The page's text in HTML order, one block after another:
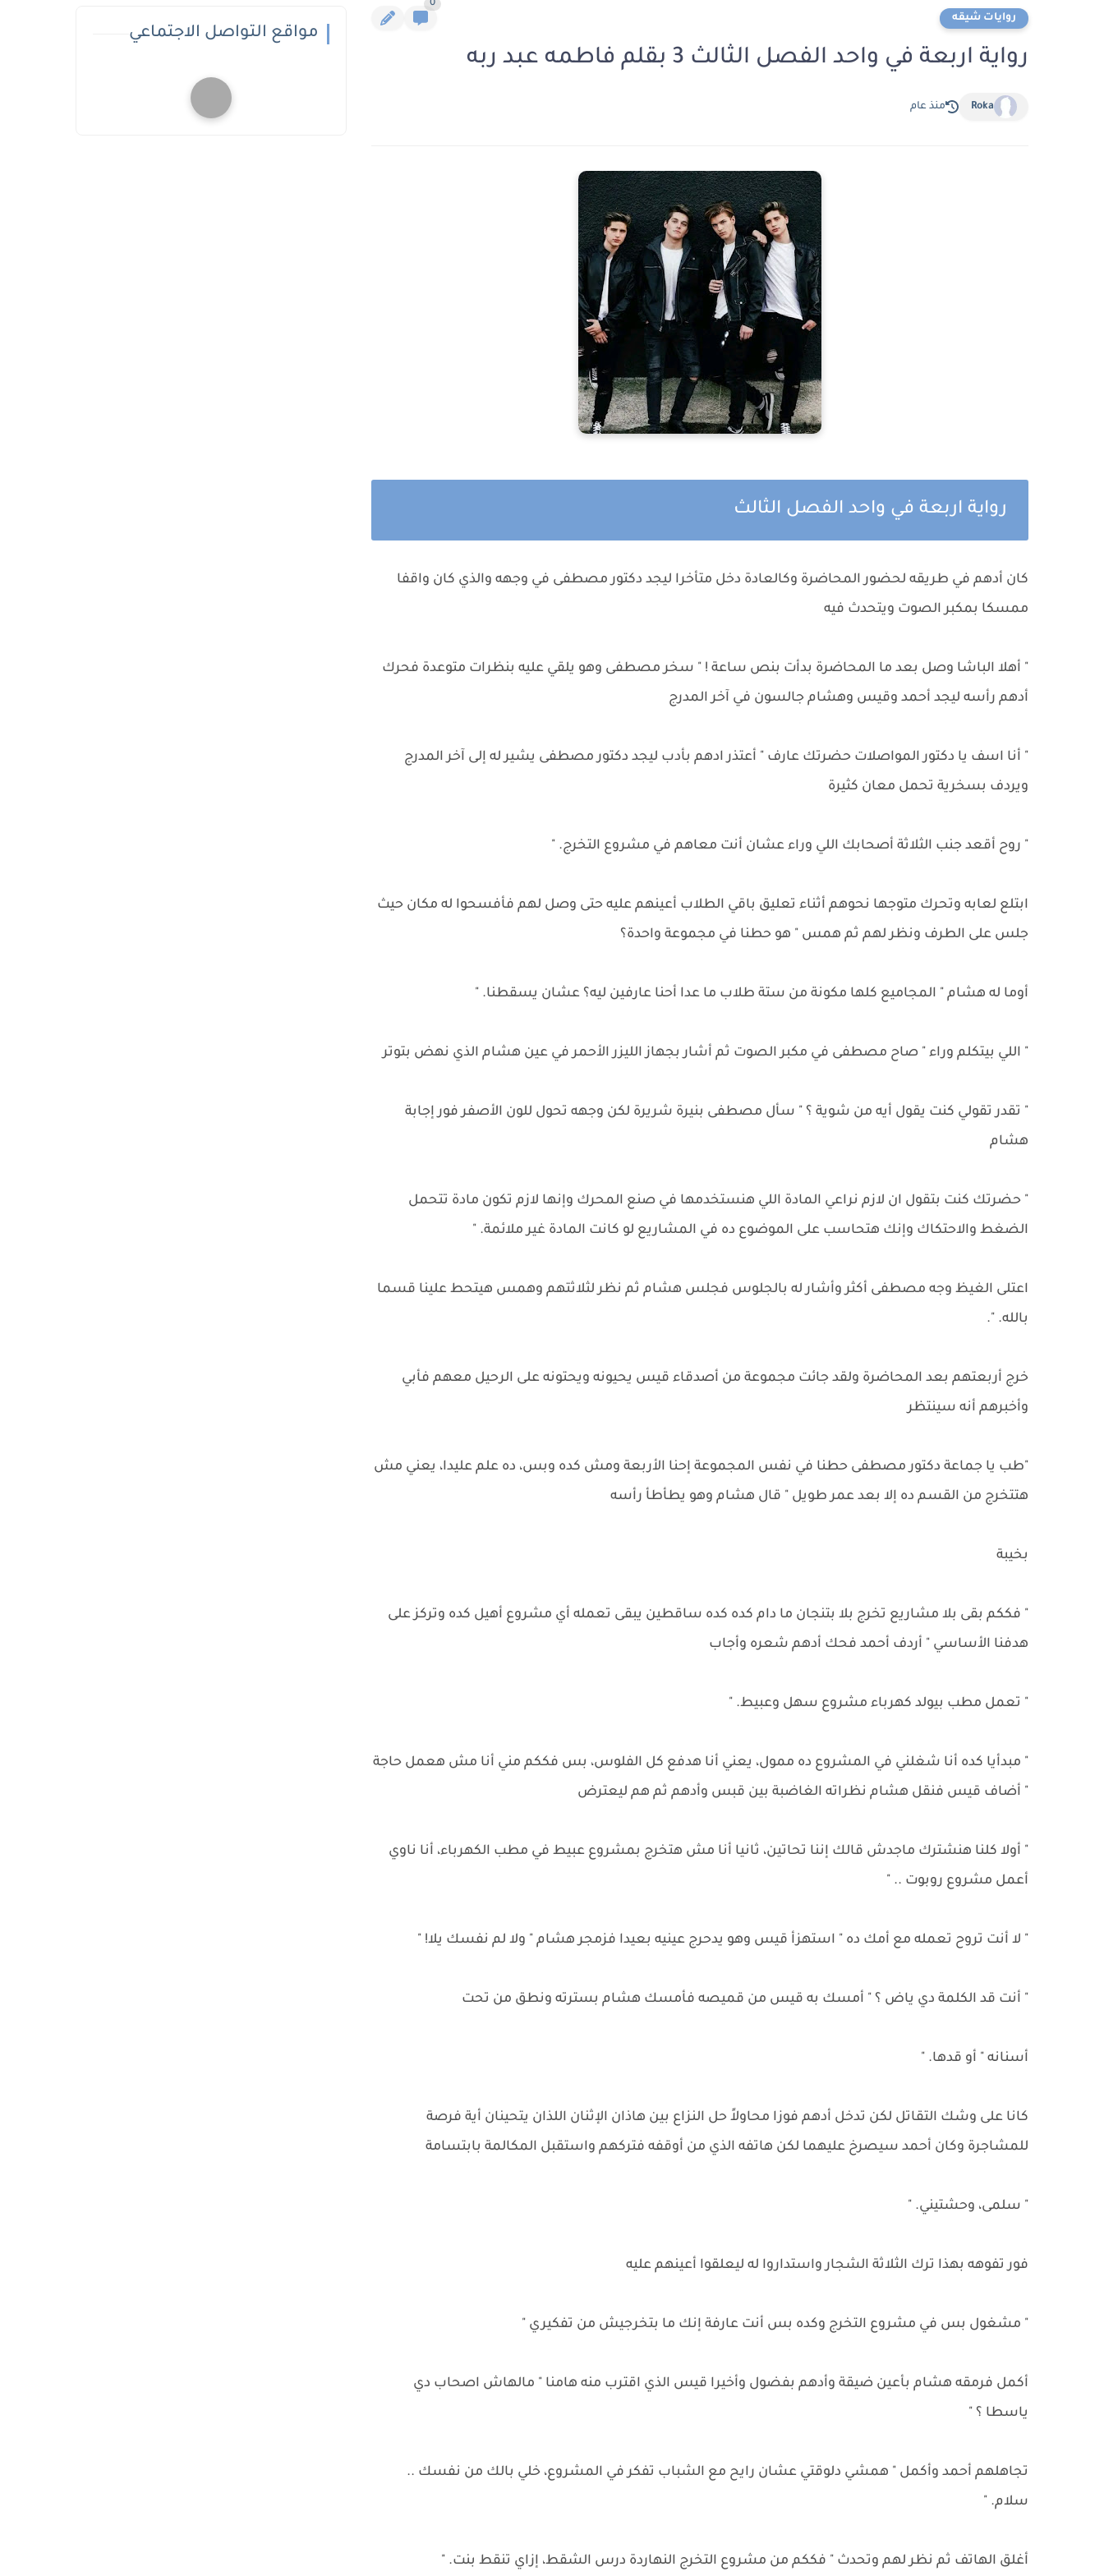
روايات شيقه
0
رواية اربعة في واحد الفصل الثالث 3 بقلم فاطمه عبد ربه
Roka منذ عام
رواية اربعة في واحد الفصل الثالث
كان أدهم في طريقه لحضور المحاضرة وكالعادة دخل متأخرا ليجد دكتور مصطفى في وجهه والذي كان واقفا
ممسكا بمكبر الصوت ويتحدث فيه
" أهلا الباشا وصل بعد ما المحاضرة بدأت بنص ساعة ! " سخر مصطفى وهو يلقي عليه بنظرات متوعدة فحرك
أدهم رأسه ليجد أحمد وقيس وهشام جالسون في آخر المدرج
" أنا اسف يا دكتور المواصلات حضرتك عارف " أعتذر ادهم بأدب ليجد دكتور مصطفى يشير له إلى آخر المدرج
ويردف بسخرية تحمل معان كثيرة
" روح أقعد جنب الثلاثة أصحابك اللي وراء عشان أنت معاهم في مشروع التخرج. "
ابتلع لعابه وتحرك متوجها نحوهم أثناء تعليق باقي الطلاب أعينهم عليه حتى وصل لهم فأفسحوا له مكان حيث
جلس على الطرف ونظر لهم ثم همس " هو حطنا في مجموعة واحدة؟
أوما له هشام " المجاميع كلها مكونة من ستة طلاب ما عدا أحنا عارفين ليه؟ عشان يسقطنا. "
" اللي بيتكلم وراء " صاح مصطفى في مكبر الصوت ثم أشار بجهاز الليزر الأحمر في عين هشام الذي نهض بتوتر
" تقدر تقولي كنت يقول أيه من شوية ؟ " سأل مصطفى بنيرة شريرة لكن وجهه تحول للون الأصفر فور إجابة
هشام
" حضرتك كنت بتقول ان لازم نراعي المادة اللي هنستخدمها في صنع المحرك وإنها لازم تكون مادة تتحمل
الضغط والاحتكاك وإنك هتحاسب على الموضوع ده في المشاريع لو كانت المادة غير ملائمة. "
اعتلى الغيظ وجه مصطفى أكثر وأشار له بالجلوس فجلس هشام ثم نظر لثلاثتهم وهمس هيتحط علينا قسما
بالله. ".
خرج أربعتهم بعد المحاضرة ولقد جائت مجموعة من أصدقاء قيس يحيونه ويحتونه على الرحيل معهم فأبي
وأخبرهم أنه سينتظر
"طب يا جماعة دكتور مصطفى حطنا في نفس المجموعة إحنا الأربعة ومش كده وبس، ده علم عليدا، يعني مش
هتتخرج من القسم ده إلا بعد عمر طويل " قال هشام وهو يطأطأ رأسه
بخيبة
" فككم بقى بلا مشاريع تخرج بلا بتنجان ما دام كده كده ساقطين يبقى تعمله أي مشروع أهيل كده وتركز على
هدفنا الأساسي " أردف أحمد فحك أدهم شعره وأجاب
" تعمل مطب بيولد كهرباء مشروع سهل وعبيط. "
" مبدأيا كده أنا شغلني في المشروع ده ممول، يعني أنا هدفع كل الفلوس، بس فككم مني أنا مش هعمل حاجة
" أضاف قيس فنقل هشام نظراته الغاضبة بين قبس وأدهم ثم هم ليعترض
" أولا كلنا هنشترك ماجدش قالك إننا تحاتين، ثانيا أنا مش هتخرج بمشروع عبيط في مطب الكهرباء، أنا ناوي
أعمل مشروع روبوت .. "
" لا أنت تروح تعمله مع أمك ده " استهزأ قيس وهو يدحرج عينيه بعيدا فزمجر هشام " ولا لم نفسك يلا! "
" أنت قد الكلمة دي ياض ؟ " أمسك به قيس من قميصه فأمسك هشام بسترته ونطق من تحت
أسنانه " أو قدها. "
كانا على وشك التقاتل لكن تدخل أدهم فوزا محاولاً حل النزاع بين هاذان الإثنان اللذان يتحينان أية فرصة
للمشاجرة وكان أحمد سيصرخ عليهما لكن هاتفه الذي من أوقفه فتركهم واستقبل المكالمة بابتسامة
" سلمى، وحشتيني. "
فور تفوهه بهذا ترك الثلاثة الشجار واستداروا له ليعلقوا أعينهم عليه
" مشغول بس في مشروع التخرج وكده بس أنت عارفة إنك ما بتخرجيش من تفكيري "
أكمل فرمقه هشام بأعين ضيقة وأدهم بفضول وأخيرا قيس الذي اقترب منه هامنا " مالهاش اصحاب دي
ياسطا ؟ "
تجاهلهم أحمد وأكمل " همشي دلوقتي عشان رايح مع الشباب تفكر في المشروع، خلي بالك من نفسك ..
سلام. "
أغلق الهاتف ثم نظر لهم وتحدث " فككم من مشروع التخرج النهاردة درس الشقط، إزاي تنقط بنت. "
مواقع التواصل الاجتماعي